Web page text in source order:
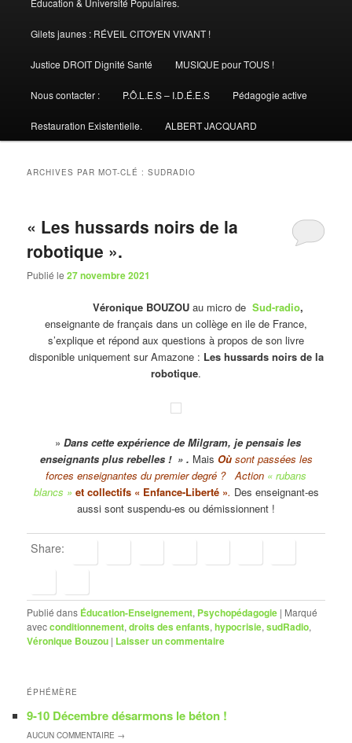
Gilets jaunes : RÉVEIL CITOYEN VIVANT !
Justice DROIT Dignité Santé MUSIQUE pour TOUS !
Nous contacter : P.Ô.L.E.S – I.D.É.E.S Pédagogie active
Restauration Existentielle. ALBERT JACQUARD
ARCHIVES PAR MOT-CLÉ :SUDRADIO
« Les hussards noirs de la
robotique ».
Publié le27 novembre 2021
Véronique BOUZOU au micro de Sud-radio,
enseignante de français dans un collège en ile de France,
s’explique et répond aux questions à propos de son livre
disponible uniquement sur Amazone : Les hussards noirs de la
robotique.
» Dans cette expérience de Milgram, je pensais les
enseignants plus rebelles ! » . Mais Oùsont passées les
forces enseignantes du premier degré ? Action « rubans
blancs » et collectifs « Enfance-Liberté ». Des enseignant-es
aussi sont suspendu-es ou démissionnent !
Share:
Publié dans Éducation-Enseignement, Psychopédagogie | Marqué
avecconditionnement,droits des enfants,hypocrisie,sudRadio,
Véronique Bouzou | Laisser un commentaire
ÉPHÉMÈRE
9-10 Décembre désarmons le béton !
AUCUNCOMMENTAIRE →